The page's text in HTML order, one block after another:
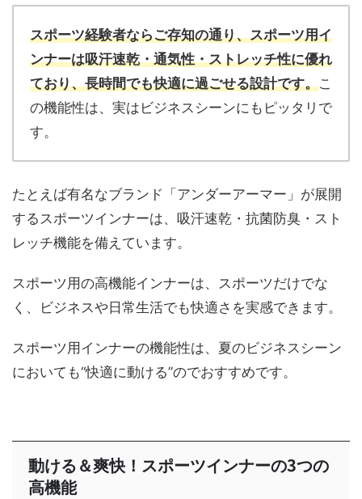
スポーツ経験者ならご存知の通り、スポーツ用イ
ンナーは吸汗速乾・通気性・ストレッチ性に優れ
ており、長時間でも快適に過ごせる設計です。こ
の機能性は、実はビジネスシーンにもピッタリで
す。
たとえば有名なブランド「アンダーアーマー」が展開
するスポーツインナーは、吸汗速乾・抗菌防臭・スト
レッチ機能を備えています。
スポーツ用の高機能インナーは、スポーツだけでな
く、ビジネスや日常生活でも快適さを実感できます。
スポーツ用インナーの機能性は、夏のビジネスシーン
においても“快適に動ける”のでおすすめです。
動ける＆爽快！スポーツインナーの3つの
高機能